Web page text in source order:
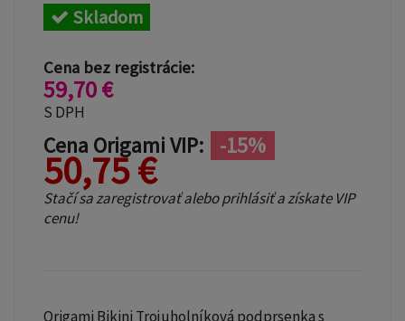
Skladom
Cena bez registrácie:
59,70 €
S DPH
Cena Origami VIP: -15%
50,75 €
Stačí sa zaregistrovať alebo prihlásiť a získate VIP
cenu!
Origami Bikini Trojuholníková podprsenka s